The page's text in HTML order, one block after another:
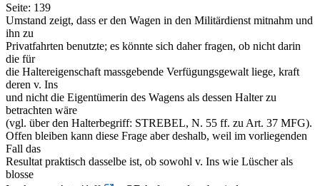
Seite: 139
Umstand zeigt, dass er den Wagen in den Militärdienst mitnahm und
ihn zu
Privatfahrten benutzte; es könnte sich daher fragen, ob nicht darin
die für
die Haltereigenschaft massgebende Verfügungsgewalt liege, kraft
deren v. Ins
und nicht die Eigentümerin des Wagens als dessen Halter zu
betrachten wäre
(vgl. über den Halterbegriff: STREBEL, N. 55 ff. zu Art. 37 MFG).
Offen bleiben kann diese Frage aber deshalb, weil im vorliegenden
Fall das
Resultat praktisch dasselbe ist, ob sowohl v. Ins wie Lüscher als
blosse